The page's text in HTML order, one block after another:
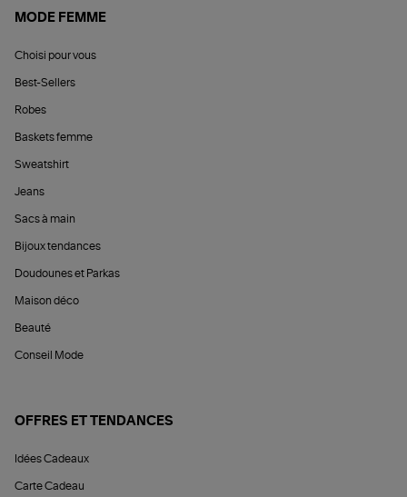
MODE FEMME
Choisi pour vous
Best-Sellers
Robes
Baskets femme
Sweatshirt
Jeans
Sacs à main
Bijoux tendances
Doudounes et Parkas
Maison déco
Beauté
Conseil Mode
OFFRES ET TENDANCES
Idées Cadeaux
Carte Cadeau